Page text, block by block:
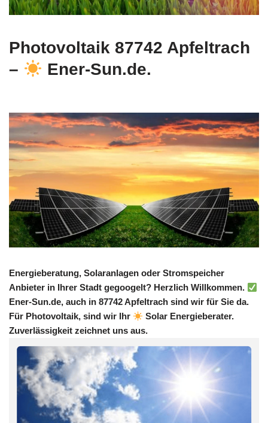
Photovoltaik 87742 Apfeltrach
–
Ener-Sun.de.
Energieberatung, Solaranlagen oder Stromspeicher
Anbieter in Ihrer Stadt gegoogelt? Herzlich Willkommen.
Ener-Sun.de, auch in 87742 Apfeltrach sind wir für Sie da.
Für Photovoltaik, sind wir Ihr
Solar Energieberater.
Zuverlässigkeit zeichnet uns aus.